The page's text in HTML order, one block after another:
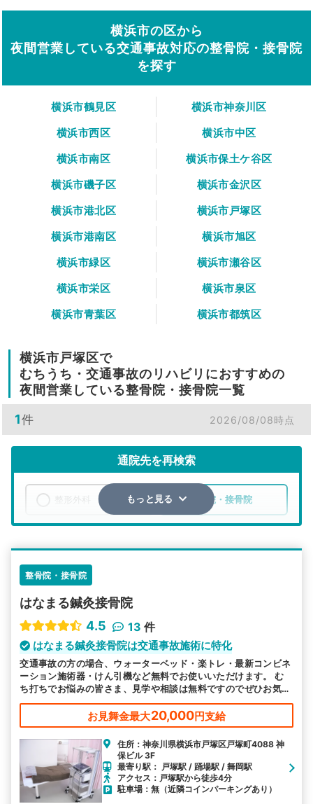
横浜市の区から
夜間営業している交通事故対応の整骨院・接骨院
を探す
横浜市鶴見区
横浜市神奈川区
横浜市西区
横浜市中区
横浜市南区
横浜市保土ケ谷区
横浜市磯子区
横浜市金沢区
横浜市港北区
横浜市戸塚区
横浜市港南区
横浜市旭区
横浜市緑区
横浜市瀬谷区
横浜市栄区
横浜市泉区
横浜市青葉区
横浜市都筑区
横浜市戸塚区で
むちうち・交通事故のリハビリにおすすめの
夜間営業している整骨院・接骨院一覧
1件 2026/08/08時点
通院先を再検索
整骨院・接骨院
詳細条件で絞り込む
その他の検索方法
駅から探す 院名から探す
もっと見る
整骨院・接骨院
はなまる鍼灸接骨院
4.5
13 件
はなまる鍼灸接骨院は交通事故施術に特化
交通事故の方の場合、ウォーターベッド・楽トレ・最新コンビネ
ーション施術器・けん引機など無料でお使いいただけます。 む
ち打ちでお悩みの皆さま、見学や相談は無料ですのでぜひお気軽
に当接骨院へ。
お見舞金最大20,000円支給
住所：神奈川県横浜市戸塚区戸塚町4088 神
保ビル 3F
最寄り駅： 戸塚駅 / 踊場駅 / 舞岡駅
アクセス：戸塚駅から徒歩4分
駐車場：無（近隣コインパーキングあり）